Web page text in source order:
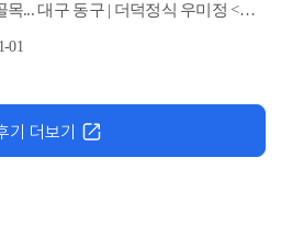
... 대구 동구 | 더덕정식 우미정 <VJ
뒷편
01
기 더보기